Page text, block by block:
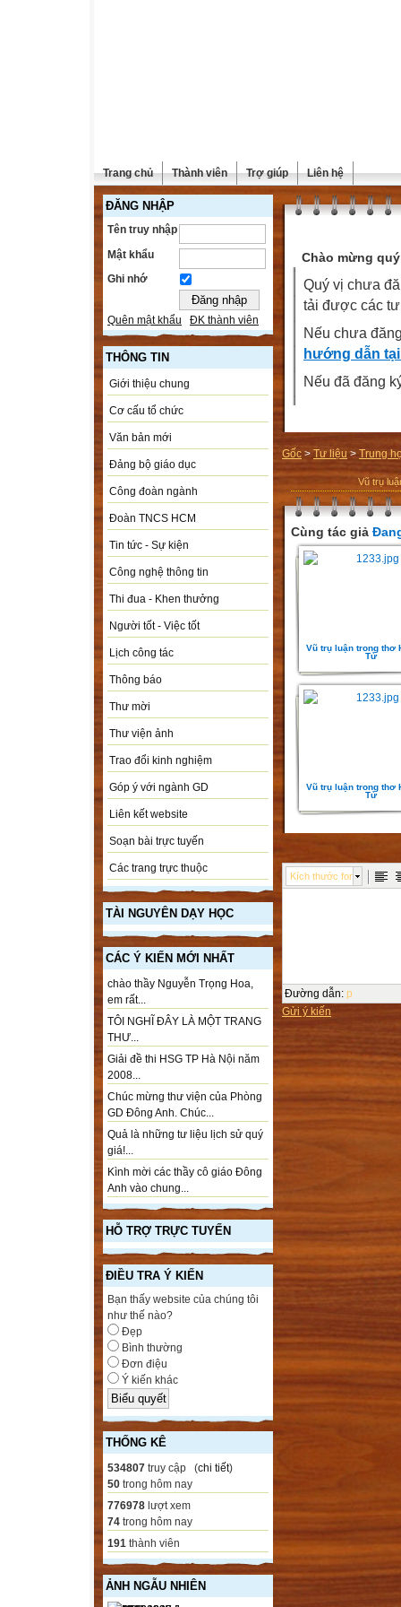
Trang chủ Thành viên Trợ giúp Liên hệ
ĐĂNG NHẬP
Tên truy nhập
Mật khẩu
Ghi nhớ
Quên mật khẩu ĐK thành viên
THÔNG TIN
Giới thiệu chung
Cơ cấu tổ chức
Văn bản mới
Đảng bộ giáo dục
Công đoàn ngành
Đoàn TNCS HCM
Tin tức - Sự kiện
Công nghệ thông tin
Thi đua - Khen thưởng
Người tốt - Việc tốt
Lịch công tác
Thông báo
Thư mời
Thư viện ảnh
Trao đổi kinh nghiệm
Góp ý với ngành GD
Liên kết website
Soạn bài trực tuyến
Các trang trực thuộc
TÀI NGUYÊN DẠY HỌC
CÁC Ý KIẾN MỚI NHẤT
chào thầy Nguyễn Trọng Hoa,
em rất...
TÔI NGHĨ ĐÂY LÀ MỘT TRANG
THƯ...
Giải đề thi HSG TP Hà Nội năm
2008...
Chúc mừng thư viện của Phòng
GD Đông Anh. Chúc...
Quả là những tư liệu lịch sử quý
giá!...
Kình mời các thầy cô giáo Đông
Anh vào chung...
HỖ TRỢ TRỰC TUYẾN
ĐIỀU TRA Ý KIẾN
Bạn thấy website của chúng tôi
như thế nào?
Đẹp
Bình thường
Đơn điệu
Ý kiến khác
THỐNG KÊ
534807 truy cập (chi tiết)
50 trong hôm nay
776978 lượt xem
74 trong hôm nay
191 thành viên
ẢNH NGẪU NHIÊN
Chào mừng
Quý vị chưa
tải được các
Nếu chưa
hướng dẫn
Nếu đã đăng
Gốc > Tư liệu> Trung
Vũ trụ
Cùng tác giả
Vũ trụ luận trong thơ
Tử
Vũ trụ luận trong thơ
Tử
Kích thước font
Đường dẫn: p
Gửi ý kiến